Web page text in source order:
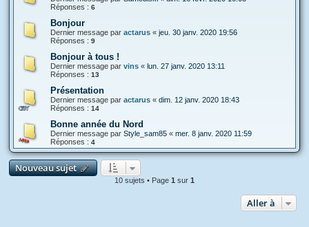
Réponses : 6
Bonjour
Dernier message par actarus « jeu. 30 janv. 2020 19:56
Réponses : 9
Bonjour à tous !
Dernier message par vins « lun. 27 janv. 2020 13:11
Réponses : 13
Présentation
Dernier message par actarus « dim. 12 janv. 2020 18:43
Réponses : 14
Bonne année du Nord
Dernier message par Style_sam85 « mer. 8 janv. 2020 11:59
Réponses : 4
Nouveau sujet
10 sujets • Page 1 sur 1
Aller à